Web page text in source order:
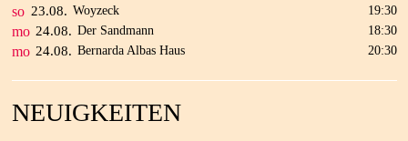
so 23.08. Woyzeck 19:30
mo 24.08. Der Sandmann 18:30
mo 24.08. Bernarda Albas Haus 20:30
NEUIGKEITEN